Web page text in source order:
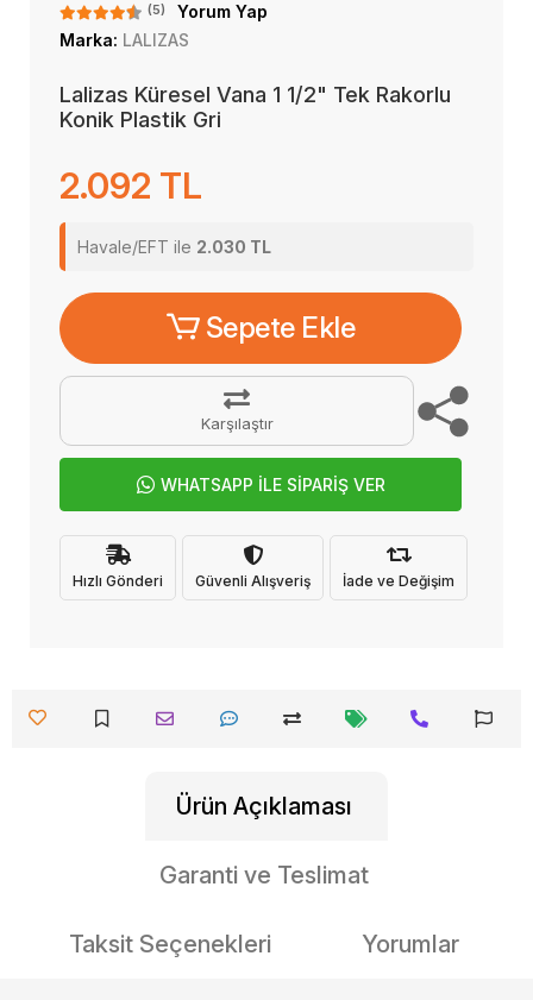
(5)
Yorum Yap
Marka: LALIZAS
Lalizas Küresel Vana 1 1/2" Tek Rakorlu
Konik Plastik Gri
2.092 TL
Havale/EFT ile 2.030 TL
Sepete Ekle
Karşılaştır
WHATSAPP İLE SİPARİŞ VER
Hızlı Gönderi Güvenli Alışveriş İade ve Değişim
Ürün Açıklaması
Garanti ve Teslimat
Taksit Seçenekleri Yorumlar